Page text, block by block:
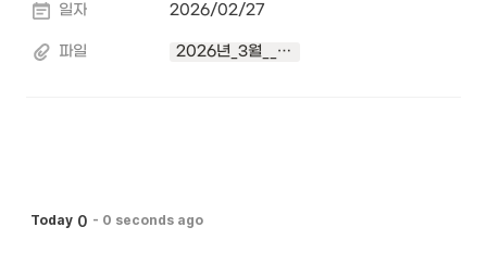
일자 2026/02/27
파일 2026년_3월__5월_해양기후_시범_전망_보고서.pdf
Today 0 - 0 seconds ago